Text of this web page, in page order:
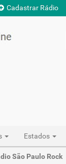
Cadastrar Rádio
Estados
São Paulo Rock